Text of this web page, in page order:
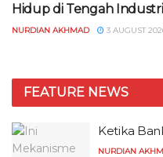
Hidup di Tengah
NURDIAN AKHMAD 3 AUGUST
FEATURE NEWS
Ketika
NURDIAN